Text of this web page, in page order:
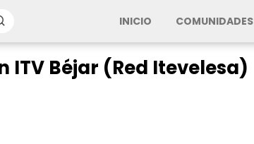
INICIO COMUNIDADES
ITV Béjar (Red Itevelesa)